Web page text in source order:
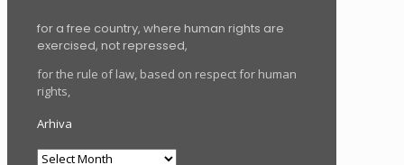
for a free country, where human rights are
exercised, not repressed,
for the rule of law, based on respect for human
rights,
Arhiva
Arhiva